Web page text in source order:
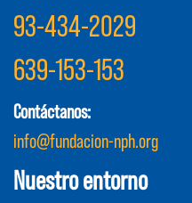
93-434-2029
639-153-153
Contáctanos:
info@fundacion-nph.org
Nuestro entorno